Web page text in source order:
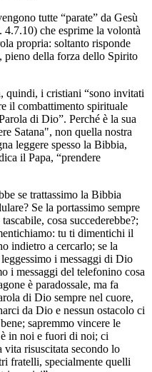
tutte “parate” da Gesù
che esprime la volontà
propria: soltanto risponde
della forza dello Spirito
quindi, i cristiani “sono invitati
il combattimento spirituale
di Dio”. Perché è la sua
Satana", non quella nostra
leggere spesso la Bibbia,
il Papa, “prendere
se trattassimo la Bibbia
Se la portassimo sempre
cosa succederebbe?;
tu ti dimentichi il
indietro a cercarlo; se la
i messaggi di Dio
i messaggi del telefonino cosa
è paradossale, ma fa
di Dio sempre nel cuore,
da Dio e nessun ostacolo ci
sapremmo vincere le
in noi e fuori di noi; ci
risuscitata secondo lo
fratelli, specialmente quelli